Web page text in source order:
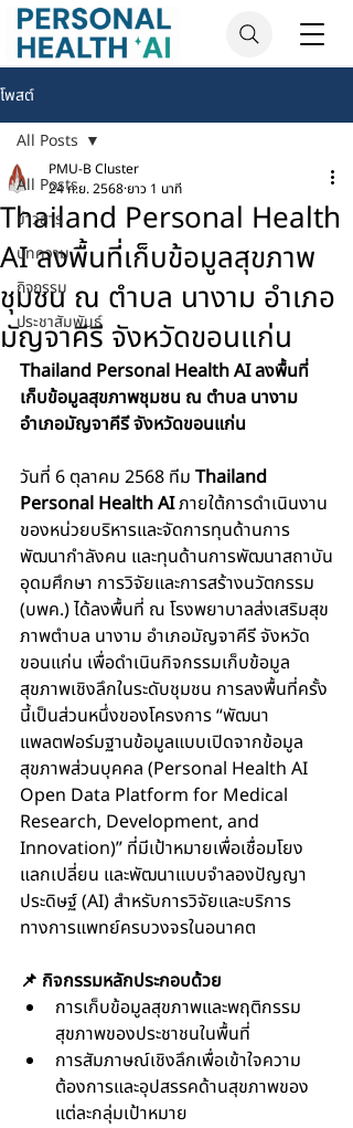
โพสต์
All Posts
ข่าวสาร
บทความ
กิจกรรม
ประชาสัมพันธ์
All Posts
Thailand Personal Health
AI ลงพื้นที่เก็บข้อมูลสุขภาพ
ชุมชน ณ ตำบล นางาม อำเภอ
มัญจาคีรี จังหวัดขอนแก่น
PMU-B Cluster
24 ก.ย. 2568 ยาว 1 นาที
Thailand Personal Health AI ลงพื้นที่
เก็บข้อมูลสุขภาพชุมชน ณ ตำบล นางาม
อำเภอมัญจาคีรี จังหวัดขอนแก่น
วันที่ 6 ตุลาคม 2568 ทีม Thailand
Personal Health AI ภายใต้การดำเนินงาน
ของหน่วยบริหารและจัดการทุนด้านการ
พัฒนากำลังคน และทุนด้านการพัฒนาสถาบัน
อุดมศึกษา การวิจัยและการสร้างนวัตกรรม
(บพค.) ได้ลงพื้นที่ ณ โรงพยาบาลส่งเสริมสุข
ภาพตำบล นางาม อำเภอมัญจาคีรี จังหวัด
ขอนแก่น เพื่อดำเนินกิจกรรมเก็บข้อมูล
สุขภาพเชิงลึกในระดับชุมชน การลงพื้นที่ครั้ง
นี้เป็นส่วนหนึ่งของโครงการ “พัฒนา
แพลตฟอร์มฐานข้อมูลแบบเปิดจากข้อมูล
สุขภาพส่วนบุคคล (Personal Health AI
Open Data Platform for Medical
Research, Development, and
Innovation)” ที่มีเป้าหมายเพื่อเชื่อมโยง
แลกเปลี่ยน และพัฒนาแบบจำลองปัญญา
ประดิษฐ์ (AI) สำหรับการวิจัยและบริการ
ทางการแพทย์ครบวงจรในอนาคต
📌 กิจกรรมหลักประกอบด้วย
การเก็บข้อมูลสุขภาพและพฤติกรรม
สุขภาพของประชาชนในพื้นที่
การสัมภาษณ์เชิงลึกเพื่อเข้าใจความ
ต้องการและอุปสรรคด้านสุขภาพของ
แต่ละกลุ่มเป้าหมาย